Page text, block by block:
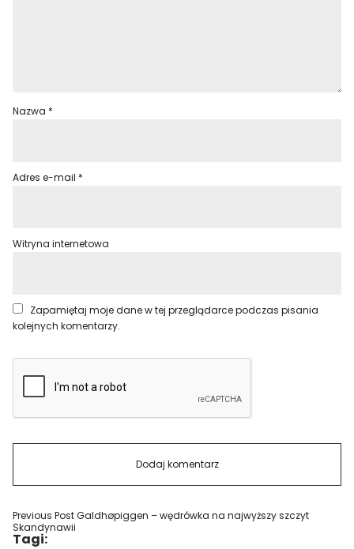
Nazwa *
Adres e-mail *
Witryna internetowa
Zapamiętaj moje dane w tej przeglądarce podczas pisania
kolejnych komentarzy.
Previous PostGaldhøpiggen – wędrówka na najwyższy szczyt
Skandynawii
Tagi: